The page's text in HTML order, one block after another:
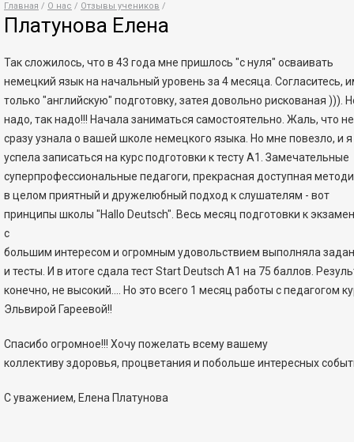
Главная О нас Отзывы учеников
Платунова Елена
Так сложилось, что в 43 года мне пришлось "с нуля" осваивать
немецкий язык на начальный уровень за 4 месяца. Согласитесь,
только "английскую" подготовку, затея довольно рискованая ))).
надо, так надо!!! Начала заниматься самостоятельно. Жаль, что не
сразу узнала о вашей школе немецкого языка. Но мне повезло, и я
успела записаться на курс подготовки к тесту А1. Замечательные
суперпрофессиональные педагоги, прекрасная доступная
в целом приятный и дружелюбный подход к слушателям - вот
принципы школы "Hallo Deutsch". Весь месяц подготовки к
с
большим интересом и огромным удовольствием выполняла
и тесты. И в итоге сдала тест Start Deutsch A1 на 75 баллов.
конечно, не высокий.... Но это всего 1 месяц работы с педагогом
Эльвирой Гареевой!!
Спасибо огромное!!! Хочу пожелать всему вашему
коллективу здоровья, процветания и побольше интересных
С уважением, Елена Платунова